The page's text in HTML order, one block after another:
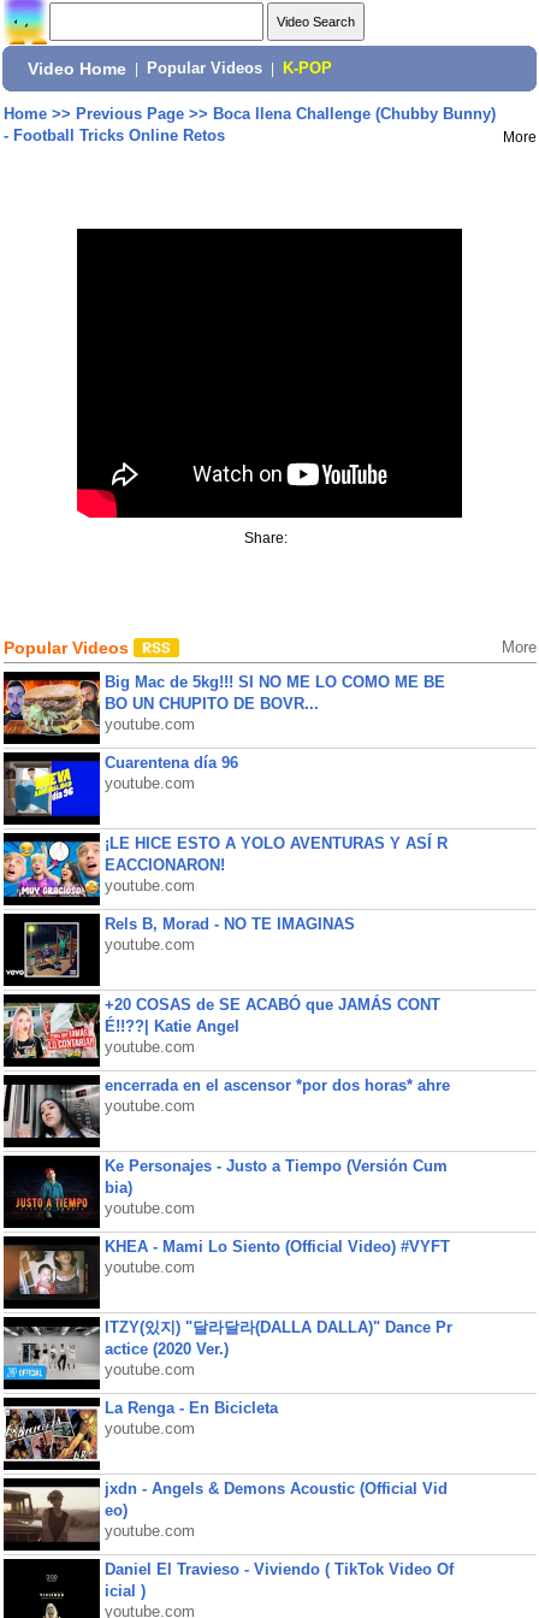
Video Home Popular Videos K-POP
Home>> Previous Page>> Boca llena Challenge (Chubby Bunny)
- Football Tricks Online Retos
More
Share:
Popular Videos More
Big Mac de 5kg!!! SI NO ME LO COMO ME BE
BO UN CHUPITO DE BOVR...
youtube.com
Cuarentena día 96
youtube.com
¡LE HICE ESTO A YOLO AVENTURAS Y ASÍ R
EACCIONARON!
youtube.com
Rels B, Morad - NO TE IMAGINAS
youtube.com
+20 COSAS de SE ACABÓ que JAMÁS CONT
É!!??| Katie Angel
youtube.com
encerrada en el ascensor *por dos horas* ahre
youtube.com
Ke Personajes - Justo a Tiempo (Versión Cum
bia)
youtube.com
KHEA - Mami Lo Siento (Official Video) #VYFT
youtube.com
ITZY(있지) "달라달라(DALLA DALLA)" Dance Pr
actice (2020 Ver.)
youtube.com
La Renga - En Bicicleta
youtube.com
jxdn - Angels & Demons Acoustic (Official Vid
eo)
youtube.com
Daniel El Travieso - Viviendo ( TikTok Video Of
icial )
youtube.com